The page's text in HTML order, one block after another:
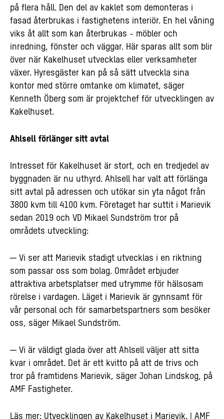
på flera håll. Den del av kaklet som demonteras i
fasad återbrukas i fastighetens interiör. En hel våning
viks åt allt som kan återbrukas - möbler och
inredning, fönster och väggar. Här sparas allt som blir
över när Kakelhuset utvecklas eller verksamheter
växer. Hyresgäster kan på så sätt utveckla sina
kontor med större omtanke om klimatet, säger
Kenneth Öberg som är projektchef för utvecklingen av
Kakelhuset.
Ahlsell förlänger sitt avtal
Intresset för Kakelhuset är stort, och en tredjedel av
byggnaden är nu uthyrd. Ahlsell har valt att förlänga
sitt avtal på adressen och utökar sin yta något från
3800 kvm till 4100 kvm. Företaget har suttit i Marievik
sedan 2019 och VD Mikael Sundström tror på
områdets utveckling:
─ Vi ser att Marievik stadigt utvecklas i en riktning
som passar oss som bolag. Området erbjuder
attraktiva arbetsplatser med utrymme för hälsosam
rörelse i vardagen. Läget i Marievik är gynnsamt för
vår personal och för samarbetspartners som besöker
oss, säger Mikael Sundström.
─ Vi är väldigt glada över att Ahlsell väljer att sitta
kvar i området. Det är ett kvitto på att de trivs och
tror på framtidens Marievik, säger Johan Lindskog, på
AMF Fastigheter.
Läs mer: Utvecklingen av Kakelhuset i Marievik. | AMF